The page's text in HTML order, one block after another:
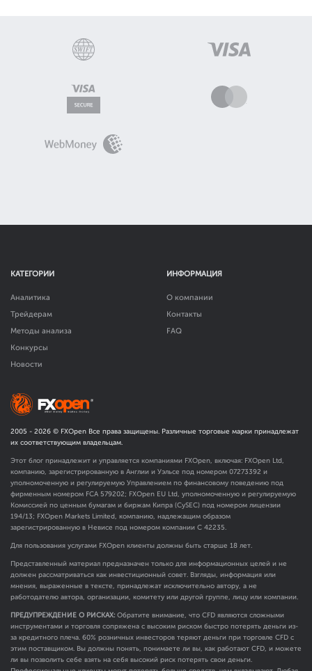
КАТЕГОРИИ
Аналитика
Трейдерам
Методы анализа
Конкурсы
Новости
ИНФОРМАЦИЯ
О компании
Контакты
FAQ
2005 - 2026 © FXOpen Все права защищены. Различные торговые марки принадлежат
их соответствующим владельцам.
Этот блог принадлежит и управляется компаниями FXOpen, включая: FXOpen Ltd,
компанию, зарегистрированную в Англии и Уэльсе под номером 07273392 и
уполномоченную и регулируемую Управлением по финансовому поведению под
фирменным номером FCA 579202; FXOpen EU Ltd, уполномоченную и регулируемую
Комиссией по ценным бумагам и биржам Кипра (CySEC) под номером лицензии
194/13; FXOpen Markets Limited, компанию, надлежащим образом
зарегистрированную в Невисе под номером компании C 42235.
Для пользования услугами FXOpen клиенты должны быть старше 18 лет.
Представленный материал предназначен только для информационных целей и не
должен рассматриваться как инвестиционный совет. Взгляды, информация или
мнения, выраженные в тексте, принадлежат исключительно автору, а не
работодателю автора, организации, комитету или другой группе, лицу или компании.
ПРЕДУПРЕЖДЕНИЕ О РИСКАХ: Обратите внимание, что CFD являются сложными
инструментами и торговля сопряжена с высоким риском быстро потерять деньги из-
за кредитного плеча. 60% розничных инвесторов теряют деньги при торговле CFD с
этим поставщиком. Вы должны понять, понимаете ли вы, как работают CFD, и можете
ли вы позволить себе взять на себя высокий риск потерять свои деньги.